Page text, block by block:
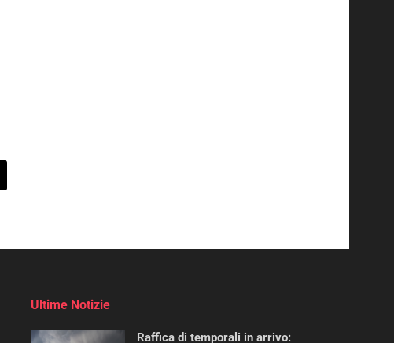
Ultime Notizie
Raffica di temporali in arrivo: